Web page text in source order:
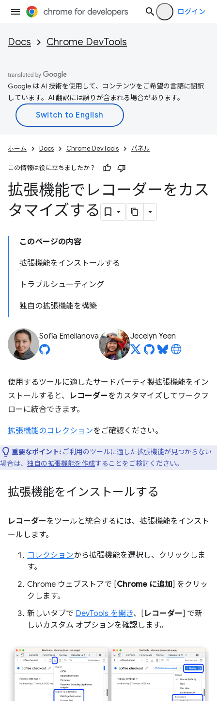
ログイン
Docs Chrome DevTools
Google は AI 技術を使用して、コンテンツをご希望の言語に翻訳
しています。AI 翻訳には誤りが含まれる場合があります。
ホーム Docs Chrome DevTools パネル
この情報は役に立ちましたか？
拡張機能でレコーダーをカス
タマイズする
このページの内容
拡張機能をインストールする
トラブルシューティング
独自の拡張機能を構築
Sofia Emelianova Jecelyn Yeen
使用するツールに適したサードパーティ製拡張機能をイン
ストールすると、
レコーダーをカスタマイズしてワークフ
ローに統合できます。
拡張機能のコレクションをご確認ください。
重要なポイント: ご利用のツールに適した拡張機能が見つからない
場合は、 独自の拡張機能を作成することをご検討ください。
拡張機能をインストールする
レコーダーをツールと統合するには、拡張機能をインスト
ールします。
コレクションから拡張機能を選択し、クリックしま
す。
Chrome ウェブストアで [Chrome に追加] をクリッ
クします。
新しいタブで DevTools を開き、[ レコーダー] で新
しいカスタム オプションを確認します。